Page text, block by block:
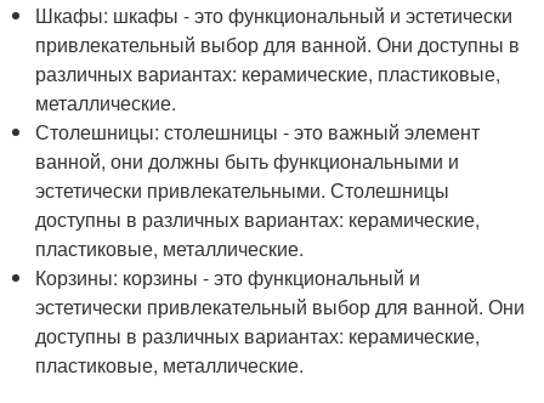
Шкафы: шкафы - это функциональный и эстетически
привлекательный выбор для ванной. Они доступны в
различных вариантах: керамические, пластиковые,
металлические.
Столешницы: столешницы - это важный элемент
ванной, они должны быть функциональными и
эстетически привлекательными. Столешницы
доступны в различных вариантах: керамические,
пластиковые, металлические.
Корзины: корзины - это функциональный и
эстетически привлекательный выбор для ванной. Они
доступны в различных вариантах: керамические,
пластиковые, металлические.